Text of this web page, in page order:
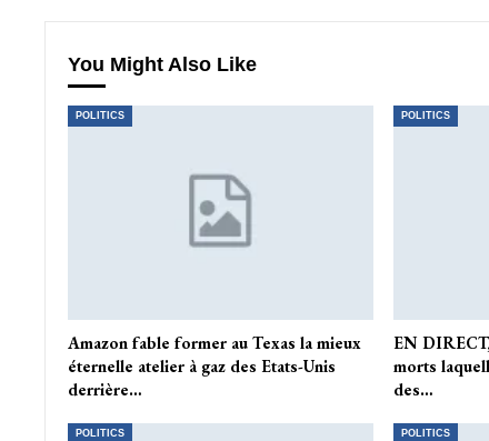
You Might Also Like
POLITICS
Amazon fable former au Texas la mieux
éternelle atelier à gaz des Etats-Unis
derrière…
POLITICS
EN
morts
des…
POLITICS POLITICS